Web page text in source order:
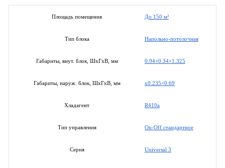
Площадь помещения До 150 м²
Тип блока Напольно-потолочная
Габариты, внут. блок, ШхГхВ, мм 0.94×0.34×1.325
Габариты, наруж. блок, ШхГхВ, мм x0.235×0.69
Хладагент R410a
Тип управления On-Off стандартное
Серия Universal 3